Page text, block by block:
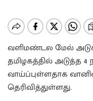
வளிமண்டல மேல்
தமிழகத்தில் அடுத்த
வாய்ப்புள்ளதாக
தெரிவித்துள்ளது.